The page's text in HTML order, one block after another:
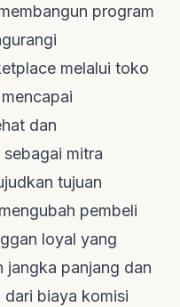
program
melalui toko
dan
mitra
tujuan
pembeli
loyal yang
jangka panjang dan
biaya komisi